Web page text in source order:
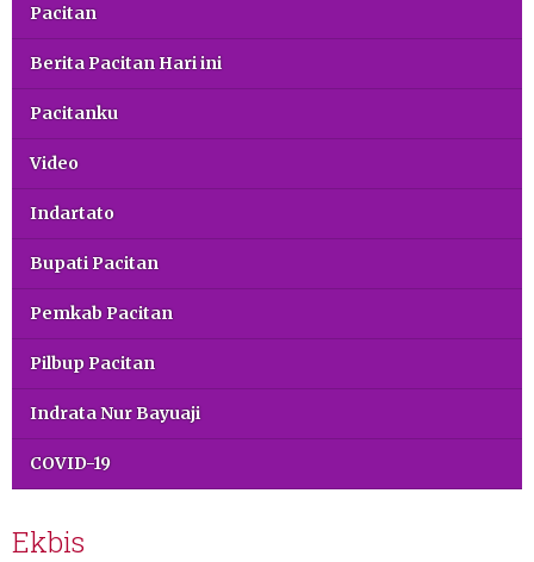
Pacitan
Berita Pacitan Hari ini
Pacitanku
Video
Indartato
Bupati Pacitan
Pemkab Pacitan
Pilbup Pacitan
Indrata Nur Bayuaji
COVID-19
Ekbis